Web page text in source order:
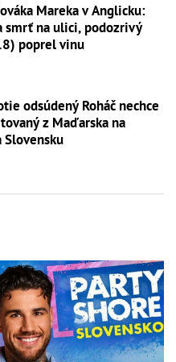
Mareka v Anglicku:
smrť na ulici, podozrivý
poprel vinu
odsúdený Roháč nechce
z Maďarska na
Slovensku